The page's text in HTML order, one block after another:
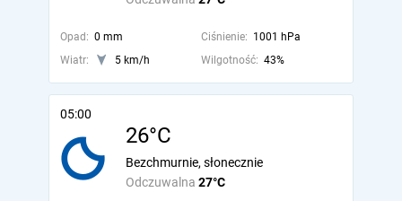
Opad: 0 mm Ciśnienie: 1001 hPa
Wiatr:
5 km/h Wilgotność: 43%
05:00
26°C
Odczuwalna 27°C
Bezchmurnie, słonecznie